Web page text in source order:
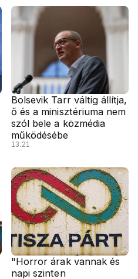
Bolsevik Tarr váltig állítja,
ő és a minisztériuma nem
szól bele a közmédia
működésébe
13:21
"Horror árak vannak és
napi szinten